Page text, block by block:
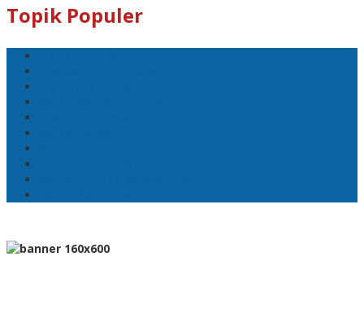
Topik Populer